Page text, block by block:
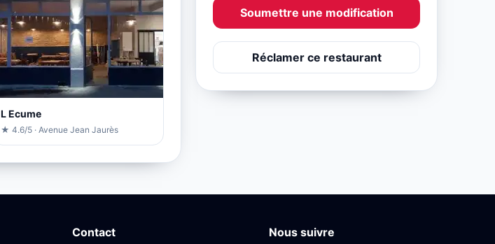
L Ecume
★ 4.6/5 · Avenue Jean Jaurès
Soumettre une modification
Réclamer ce restaurant
Contact Nous suivre